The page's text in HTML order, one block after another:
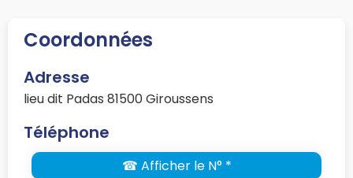
Coordonnées
Adresse
lieu dit Padas 81500 Giroussens
Téléphone
☎ Afficher le N° *